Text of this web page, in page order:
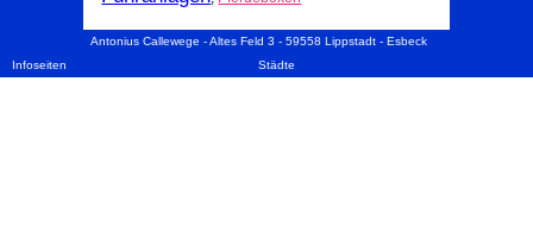
Antonius Callewege - Altes Feld 3 - 59558 Lippstadt - Esbeck
Infoseiten
Städte